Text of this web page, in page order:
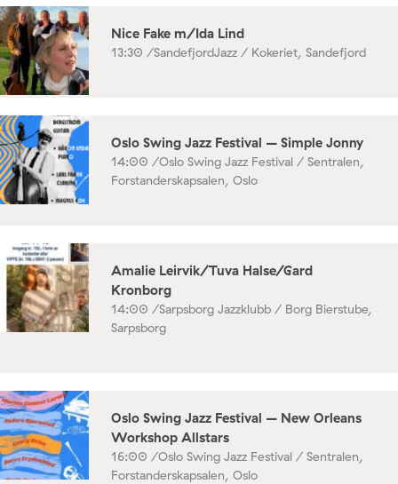
Nice Fake m/Ida Lind
13:30 /SandefjordJazz / Kokeriet, Sandefjord
Oslo Swing Jazz Festival – Simple Jonny
14:00 /Oslo Swing Jazz Festival / Sentralen,
Forstanderskapsalen, Oslo
Amalie Leirvik/Tuva Halse/Gard
Kronborg
14:00 /Sarpsborg Jazzklubb / Borg Bierstube,
Sarpsborg
Oslo Swing Jazz Festival – New Orleans
Workshop Allstars
16:00 /Oslo Swing Jazz Festival / Sentralen,
Forstanderskapsalen, Oslo